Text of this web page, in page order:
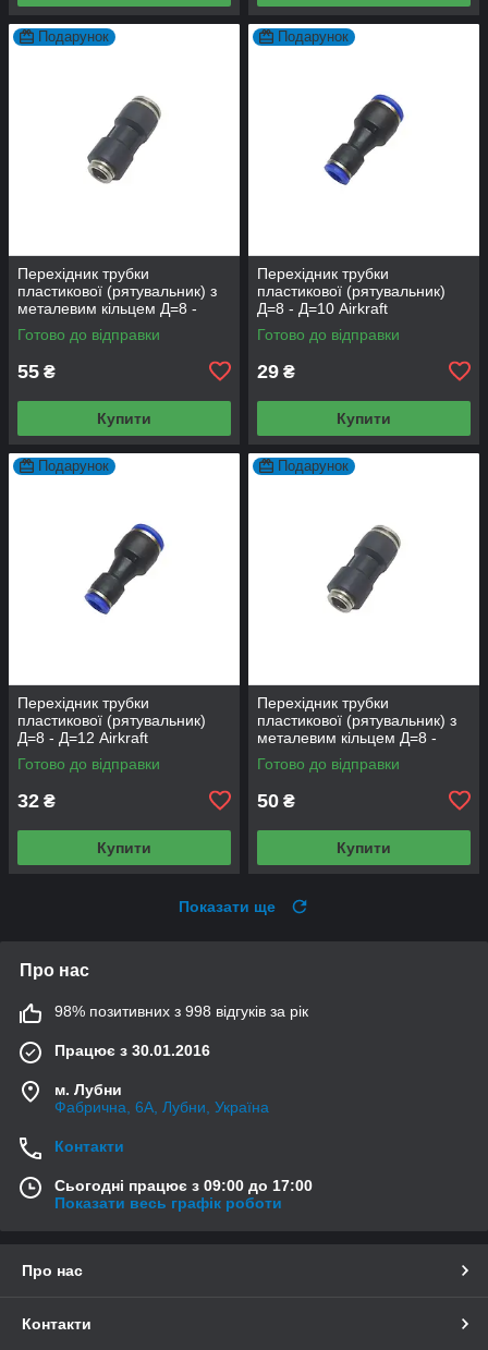
Подарунок
Перехідник трубки
пластикової (рятувальник) з
металевим кільцем Д=8 -
Д=12
Готово до відправки
55 ₴
Купити
Подарунок
Перехідник трубки
пластикової (рятувальник)
Д=8 - Д=10 Airkraft
Готово до відправки
29 ₴
Купити
Подарунок
Перехідник трубки
пластикової (рятувальник)
Д=8 - Д=12 Airkraft
Готово до відправки
32 ₴
Купити
Подарунок
Перехідник трубки
пластикової (рятувальник) з
металевим кільцем Д=8 -
Д=10
Готово до відправки
50 ₴
Купити
Показати ще
Про нас
98% позитивних з 998 відгуків за рік
Працює з 30.01.2016
м. Лубни
Фабрична, 6А, Лубни, Україна
Контакти
Сьогодні працює з 09:00 до 17:00
Показати весь графік роботи
Про нас
Контакти